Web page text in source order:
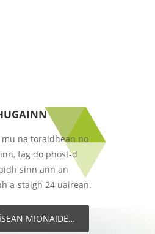
na toraidhean no
fàg do phost-d
sinn ann an
a-staigh 24 uairean.
MIONAIDEACH